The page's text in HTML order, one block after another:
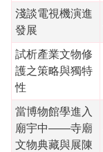
淺談電視機演進
發展
試析產業文物修
護之策略與獨特
性
當博物館學進入
廟宇中——寺廟
文物典藏與展陳